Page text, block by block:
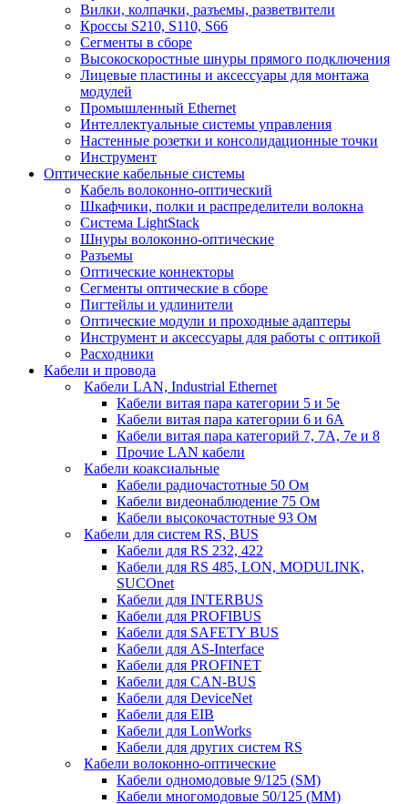
Вилки, колпачки, разъемы, разветвители
Кроссы S210, S110, S66
Сегменты в сборе
Высокоскоростные шнуры прямого подключения
Лицевые пластины и аксессуары для монтажа
модулей
Промышленный Ethernet
Интеллектуальные системы управления
Настенные розетки и консолидационные точки
Инструмент
Оптические кабельные системы
Кабель волоконно-оптический
Шкафчики, полки и распределители волокна
Система LightStack
Шнуры волоконно-оптические
Разъемы
Оптические коннекторы
Сегменты оптические в сборе
Пигтейлы и удлинители
Оптические модули и проходные адаптеры
Инструмент и аксессуары для работы с оптикой
Расходники
Кабели и провода
Кабели LAN, Industrial Ethernet
Кабели витая пара категории 5 и 5е
Кабели витая пара категории 6 и 6A
Кабели витая пара категорий 7, 7А, 7е и 8
Прочие LAN кабели
Кабели коаксиальные
Кабели радиочастотные 50 Ом
Кабели видеонаблюдение 75 Ом
Кабели высокочастотные 93 Ом
Кабели для систем RS, BUS
Кабели для RS 232, 422
Кабели для RS 485, LON, MODULINK,
SUCOnet
Кабели для INTERBUS
Кабели для PROFIBUS
Кабели для SAFETY BUS
Кабели для AS-Interface
Кабели для PROFINET
Кабели для CAN-BUS
Кабели для DeviceNet
Кабели для EIB
Кабели для LonWorks
Кабели для других систем RS
Кабели волоконно-оптические
Кабели одномодовые 9/125 (SM)
Кабели многомодовые 50/125 (ММ)